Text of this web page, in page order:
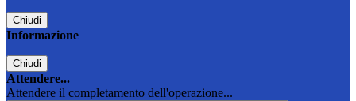
Chiudi
Informazione
Chiudi
Attendere...
Attendere il completamento dell'operazione...